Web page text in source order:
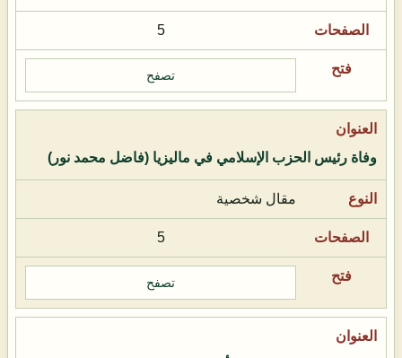
5
تصفح
وفاة رئيس الحزب الإسلامي في ماليزيا (فاضل محمد نور)
مقال شخصية
5
تصفح